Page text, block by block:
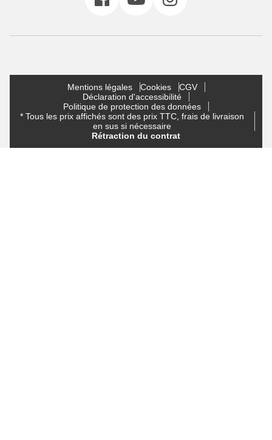
Mentions légales Cookies
CGV
Déclaration d'accessibilité
Politique de protection des données
* Tous les prix affichés sont des prix TTC, frais de livraison
en sus si nécessaire
Rétraction du contrat